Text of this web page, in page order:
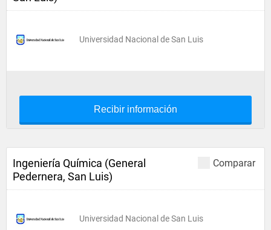
Universidad Nacional de San Luis
Recibir información
Comparar
Ingeniería Química (General
Pedernera, San Luis)
Universidad Nacional de San Luis